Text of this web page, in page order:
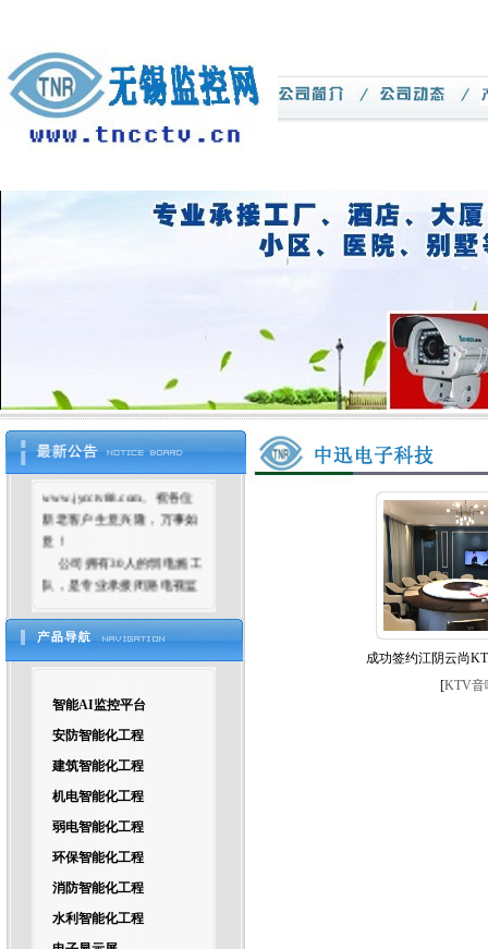
欢迎光临
www.jycctv88.com。祝各位
新老客户生意兴隆，万事如
意！
公司拥有30人的弱电施工
队，是专业承接闭路电视监
控系统，智能楼宇控制系
统，远程监控系统，防盗报
警系统，门禁考勤系统，网
络通讯系统和综合布线工程
程规划及设计、工程安装调
试、系统维护等业务的科技
司、智能化公司设计方案、
出图纸等服务！
智能AI监控平台
安防智能化工程
建筑智能化工程
机电智能化工程
弱电智能化工程
环保智能化工程
消防智能化工程
水利智能化工程
成功签约江阴云尚
[KTV音